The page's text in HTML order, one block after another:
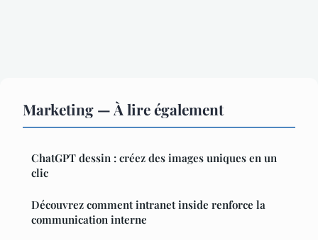
Marketing — À lire également
ChatGPT dessin : créez des images uniques en un
clic
Découvrez comment intranet inside renforce la
communication interne